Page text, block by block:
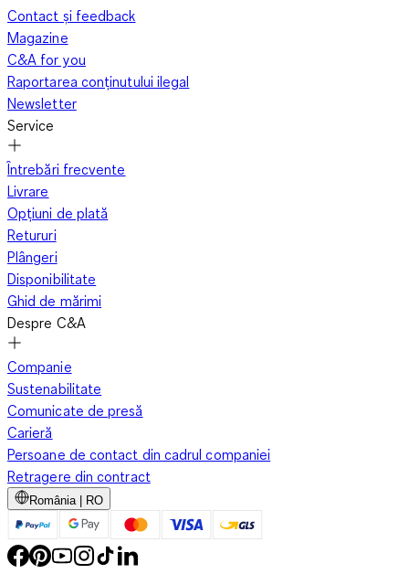
Contact și feedback
Magazine
C&A for you
Raportarea conținutului ilegal
Newsletter
Service
Întrebări frecvente
Livrare
Opțiuni de plată
Retururi
Plângeri
Disponibilitate
Ghid de mărimi
Despre C&A
Companie
Sustenabilitate
Comunicate de presă
Carieră
Persoane de contact din cadrul companiei
Retragere din contract
România | RO